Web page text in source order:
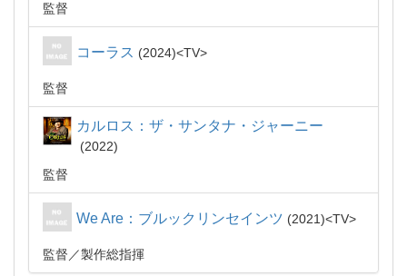
監督
コーラス 2024 TV
監督
カルロス：ザ・サンタナ・ジャーニー
2022
監督
We Are：ブルックリンセインツ 2021 TV
監督 製作総指揮